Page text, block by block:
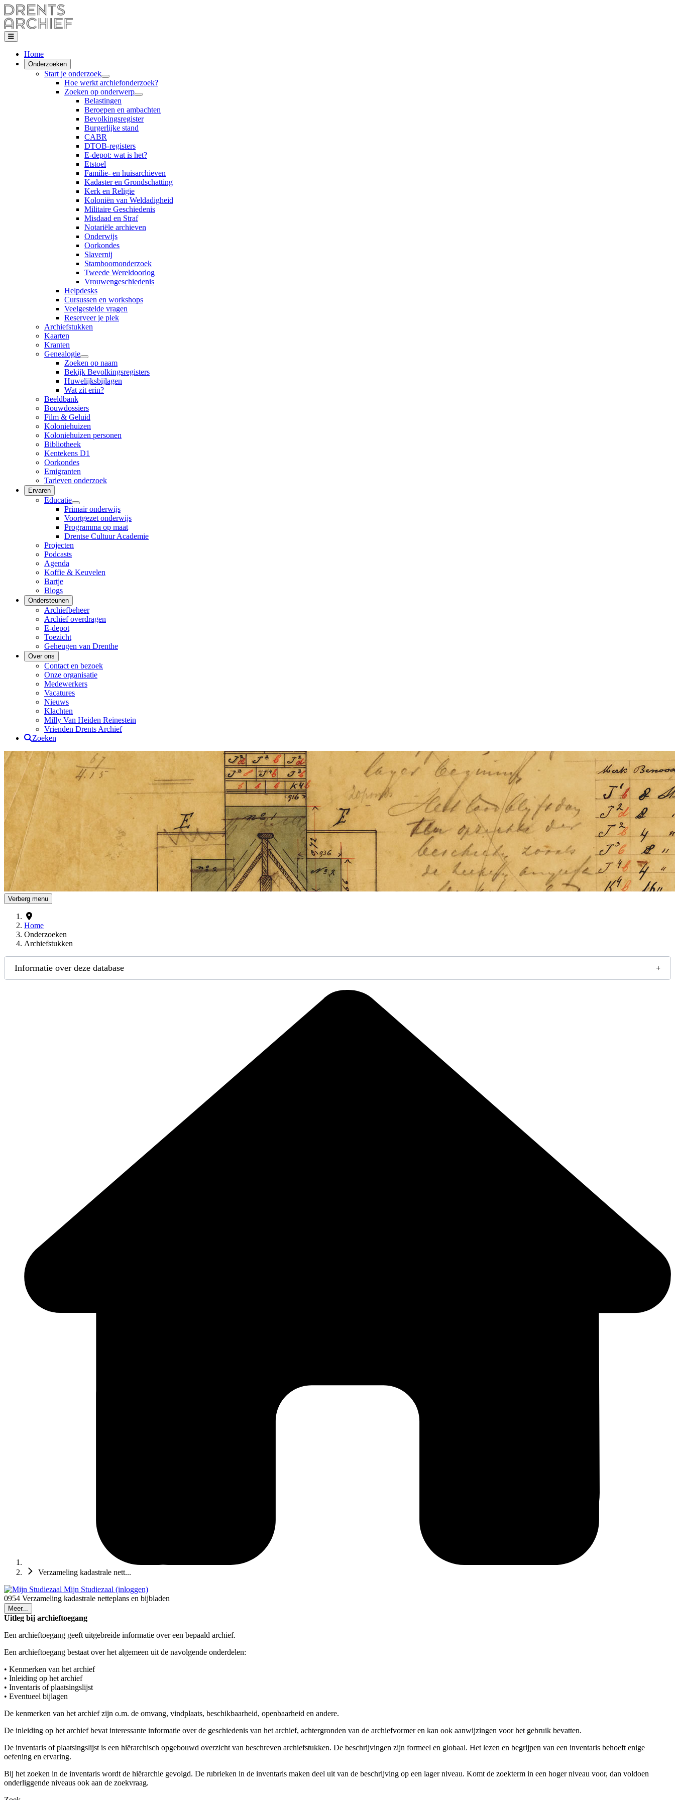
Home
Onderzoeken
Start je onderzoek
Hoe werkt archiefonderzoek?
Zoeken op onderwerp
Belastingen
Beroepen en ambachten
Bevolkingsregister
Burgerlijke stand
CABR
DTOB-registers
E-depot: wat is het?
Etstoel
Familie- en huisarchieven
Kadaster en Grondschatting
Kerk en Religie
Koloniën van Weldadigheid
Militaire Geschiedenis
Misdaad en Straf
Notariële archieven
Onderwijs
Oorkondes
Slavernij
Stamboomonderzoek
Tweede Wereldoorlog
Vrouwengeschiedenis
Helpdesks
Cursussen en workshops
Veelgestelde vragen
Reserveer je plek
Archiefstukken
Kaarten
Kranten
Genealogie
Zoeken op naam
Bekijk Bevolkingsregisters
Huwelijksbijlagen
Wat zit erin?
Beeldbank
Bouwdossiers
Film & Geluid
Koloniehuizen
Koloniehuizen personen
Bibliotheek
Kentekens D1
Oorkondes
Emigranten
Tarieven onderzoek
Ervaren
Educatie
Primair onderwijs
Voortgezet onderwijs
Programma op maat
Drentse Cultuur Academie
Projecten
Podcasts
Agenda
Koffie & Keuvelen
Bartje
Blogs
Ondersteunen
Archiefbeheer
Archief overdragen
E-depot
Toezicht
Geheugen van Drenthe
Over ons
Contact en bezoek
Onze organisatie
Medewerkers
Vacatures
Nieuws
Klachten
Milly Van Heiden Reinestein
Vrienden Drents Archief
Zoeken
Drents Archief
Verberg menu
Home
Onderzoeken
Archiefstukken
Informatie over deze database
Verzameling kadastrale nett...
Mijn Studiezaal (inloggen)
0954 Verzameling kadastrale netteplans en bijbladen
Meer...
Uitleg bij archieftoegang
Een archieftoegang geeft uitgebreide informatie over een bepaald archief.
Een archieftoegang bestaat over het algemeen uit de navolgende onderdelen:
• Kenmerken van het archief
• Inleiding op het archief
• Inventaris of plaatsingslijst
• Eventueel bijlagen
De kenmerken van het archief zijn o.m. de omvang, vindplaats, beschikbaarheid, openbaarheid en andere.
De inleiding op het archief bevat interessante informatie over de geschiedenis van het archief, achtergronden van de archiefvormer en kan ook aanwijzingen voor het gebruik bevatten.
De inventaris of plaatsingslijst is een hiërarchisch opgebouwd overzicht van beschreven archiefstukken. De beschrijvingen zijn formeel en globaal. Het lezen en begrijpen van een inventaris behoeft enige
oefening en ervaring.
Bij het zoeken in de inventaris wordt de hiërarchie gevolgd. De rubrieken in de inventaris maken deel uit van de beschrijving op een lager niveau. Komt de zoekterm in een hoger niveau voor, dan voldoen
onderliggende niveaus ook aan de zoekvraag.